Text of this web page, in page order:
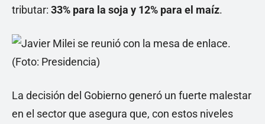
tributar: 33% para la soja y 12% para el maíz.
La decisión del Gobierno generó un fuerte malestar
en el sector que asegura que, con estos niveles